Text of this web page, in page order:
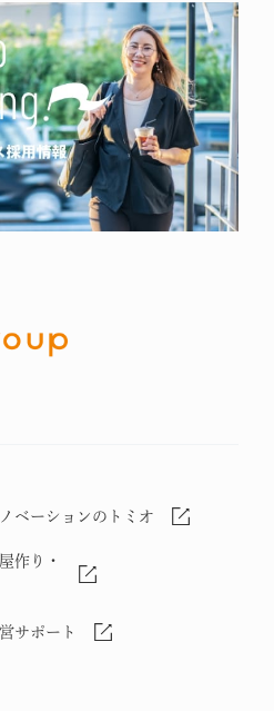
ベーションのトミオ
作り・
サポート